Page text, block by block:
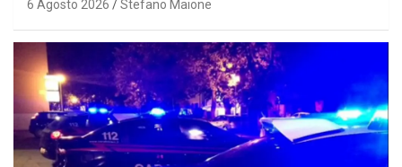
6 Agosto 2026 Stefano Maione